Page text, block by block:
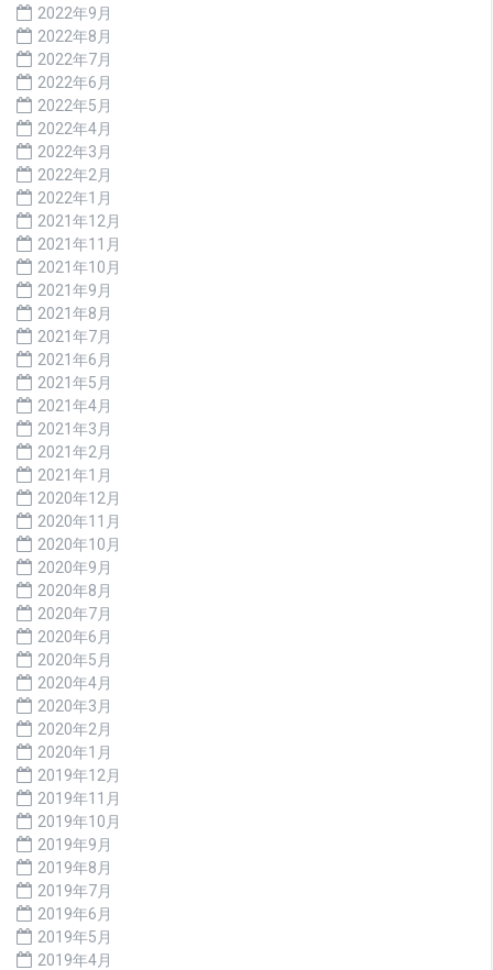
2022年9月
2022年8月
2022年7月
2022年6月
2022年5月
2022年4月
2022年3月
2022年2月
2022年1月
2021年12月
2021年11月
2021年10月
2021年9月
2021年8月
2021年7月
2021年6月
2021年5月
2021年4月
2021年3月
2021年2月
2021年1月
2020年12月
2020年11月
2020年10月
2020年9月
2020年8月
2020年7月
2020年6月
2020年5月
2020年4月
2020年3月
2020年2月
2020年1月
2019年12月
2019年11月
2019年10月
2019年9月
2019年8月
2019年7月
2019年6月
2019年5月
2019年4月